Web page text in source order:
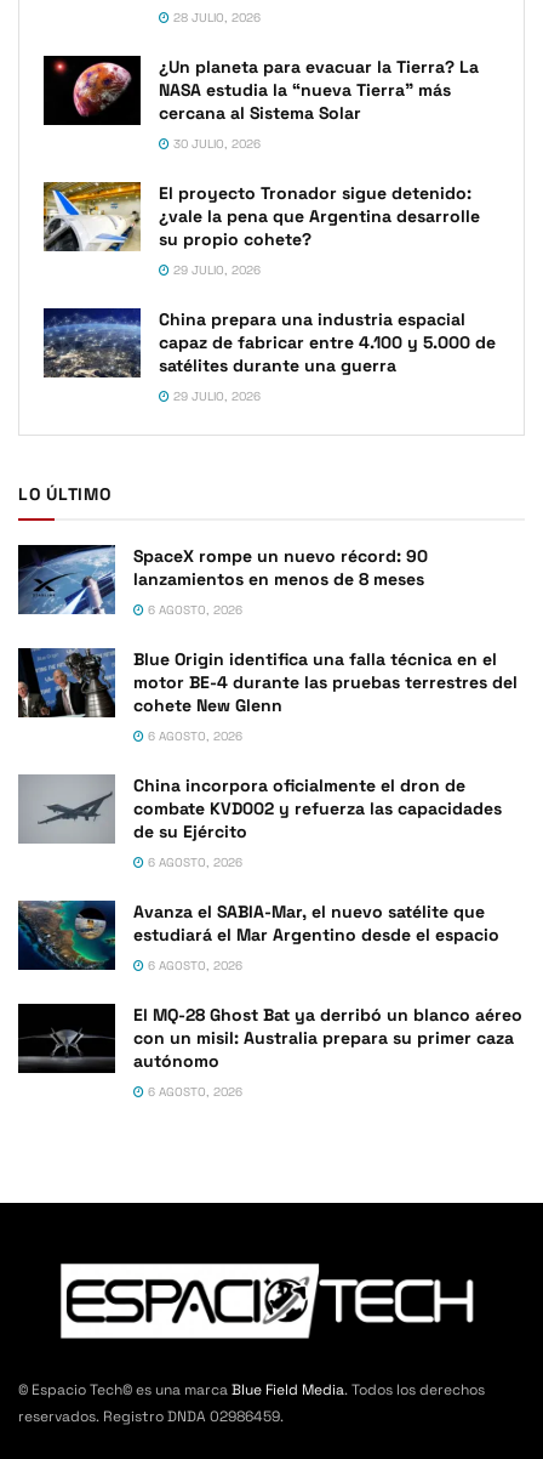
28 JULIO, 2026
¿Un planeta para evacuar la Tierra? La
NASA estudia la “nueva Tierra” más
cercana al Sistema Solar
30 JULIO, 2026
El proyecto Tronador sigue detenido:
¿vale la pena que Argentina desarrolle
su propio cohete?
29 JULIO, 2026
China prepara una industria espacial
capaz de fabricar entre 4.100 y 5.000 de
satélites durante una guerra
29 JULIO, 2026
LO ÚLTIMO
SpaceX rompe un nuevo récord: 90
lanzamientos en menos de 8 meses
6 AGOSTO, 2026
Blue Origin identifica una falla técnica en el
motor BE-4 durante las pruebas terrestres del
cohete New Glenn
6 AGOSTO, 2026
China incorpora oficialmente el dron de
combate KVD002 y refuerza las capacidades
de su Ejército
6 AGOSTO, 2026
Avanza el SABIA-Mar, el nuevo satélite que
estudiará el Mar Argentino desde el espacio
6 AGOSTO, 2026
El MQ-28 Ghost Bat ya derribó un blanco aéreo
con un misil: Australia prepara su primer caza
autónomo
6 AGOSTO, 2026
© Espacio Tech© es una marcaBlue Field Media. Todos los derechos
reservados. Registro DNDA 02986459.